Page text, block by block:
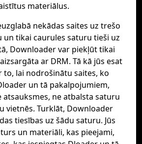
materiālus.
nekādas saites uz trešo
un tikai caurules saturu tieši uz
Downloader var piekļūt tikai
ar DRM. Tā kā jūs esat
to, lai nodrošinātu saites, ko
un tā pakalpojumiem,
atsauksmes, ne atbalsta saturu
vietnēs. Turklāt, Downloader
tiesības uz šādu saturu. Jūs
un materiāli, kas pieejami,